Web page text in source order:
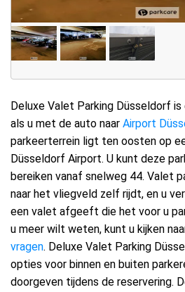
Deluxe Valet Parking Düsseldorf
als u met de auto naar Airport
parkeerterrein ligt ten oosten op
Düsseldorf Airport. U kunt deze
bereiken vanaf snelweg 44. Valet
naar het vliegveld zelf rijdt, en u
een valet afgeeft die het voor u
u meer wilt weten, kunt u kijken
vragen. Deluxe Valet Parking
opties voor binnen en buiten
doorgeven tijdens de reservering.